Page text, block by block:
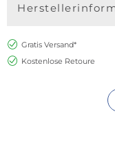
Gratis Versand*
Kostenlose Retoure